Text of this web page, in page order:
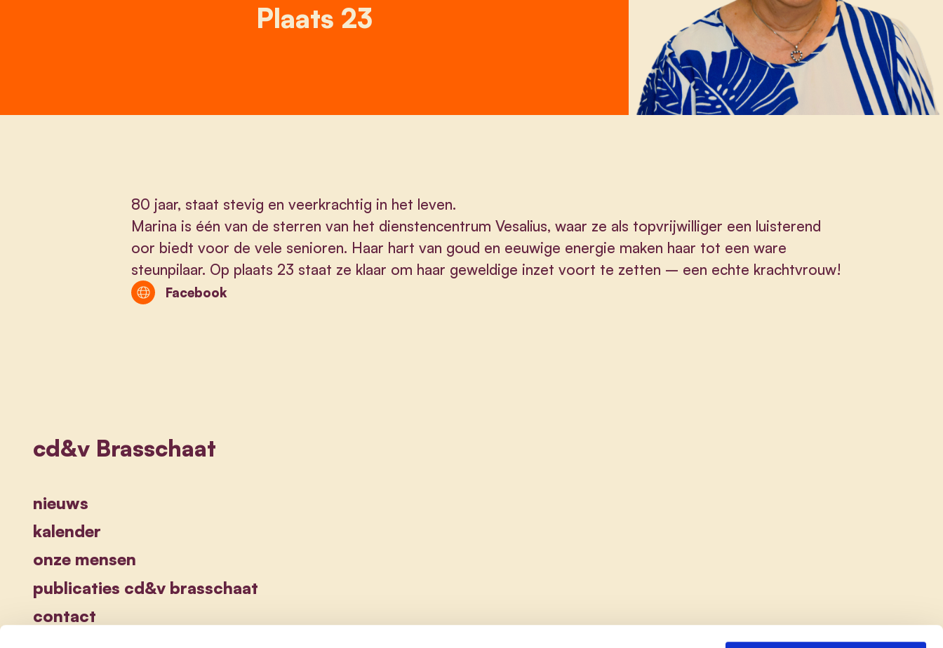
Plaats 23
80 jaar, staat stevig en veerkrachtig in het leven.
Marina is één van de sterren van het dienstencentrum Vesalius, waar ze als topvrijwilliger een luisterend
oor biedt voor de vele senioren. Haar hart van goud en eeuwige energie maken haar tot een ware
steunpilaar. Op plaats 23 staat ze klaar om haar geweldige inzet voort te zetten – een echte krachtvrouw!
Facebook
cd&v Brasschaat
nieuws
kalender
onze mensen
publicaties cd&v brasschaat
contact